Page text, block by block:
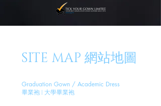
SITE MAP 網站地圖
Graduation Gown / Academic Dress
畢業袍 | 大學畢業袍